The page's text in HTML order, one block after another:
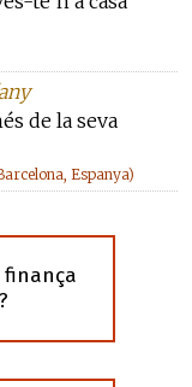
de la seva
Espanya)
finança